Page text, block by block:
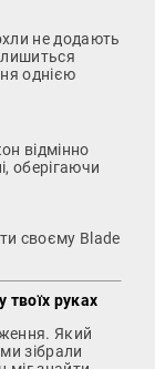
не додають
однією
відмінно
оберігаючи
своєму Blade
твоїх руках
Який
зібрали